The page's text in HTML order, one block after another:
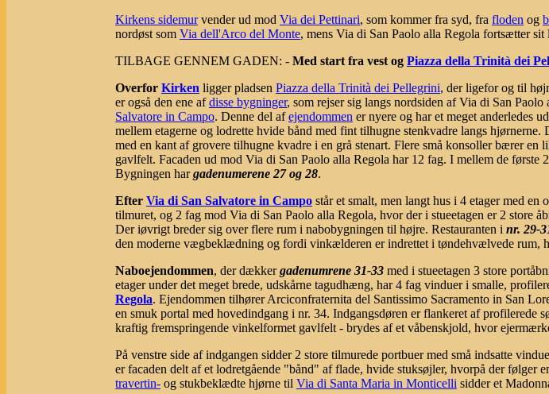
Kirkens sidemurvender ud mod Via dei Pettinari, som kommer fra syd, fra floden og
nordøst som Via dell'Arco del Monte, mens Via di San Paolo alla Regola fortsætter sit
TILBAGE GENNEM GADEN: - Med start fra vest og Piazza della Trinità dei
Overfor Kirken ligger pladsen Piazza della Trinità dei Pellegrini, der ligefor og til
er også den ene afdisse bygninger, som rejser sig langs nordsiden af Via di San
Salvatore in Campo. Denne del afejendommen er nyere og har et meget anderledes
mellem etagerne og lodrette hvide bånd med fint tilhugne stenkvadre langs hjørnerne.
med en kant af grovere tilhugne kvadre i en grå stenart. Flere små konsoller bærer en
gavlfelt. Facaden ud mod Via di San Paolo alla Regola har 12 fag. I mellem de
Bygningen hargadenumerene 27 og 28.
Efter Via di San Salvatore in Campo står et smalt, men langt hus i 4 etager med
tilmuret, og 2 fag mod Via di San Paolo alla Regola, hvor der i stueetagen er 2 store
Der iøvrigt breder sig over flere rum i nabobygningen til højre. Restauranten i nr. 29-
den moderne vægbeklædning og fordi vinkælderen er indrettet i tøndehvælvede rum,
Naboejendommen, der dækkergadenumrene 31-33 med i stueetagen 3 store
etager under det meget brede, udskårne tagudhæng, har 4 fag vinduer i smalle,
Regola. Ejendommen tilhører Arciconfraternita del Santissimo Sacramento in San
en smuk portal med hovedindgang i nr. 34. Indgangsdøren er flankeret af
kraftig fremspringende vinkelformet gavlfelt - brydes af et våbenskjold, hvor
På venstre side af indgangen sidder 2 store tilmurede portbuer med små indsatte
er facaden delt af et lodretgående "bånd" af flade, hvide stuksøjler, hvorpå der følger
travertin- og stukbeklædte hjørne til Via di Santa Maria in Monticelli sidder et